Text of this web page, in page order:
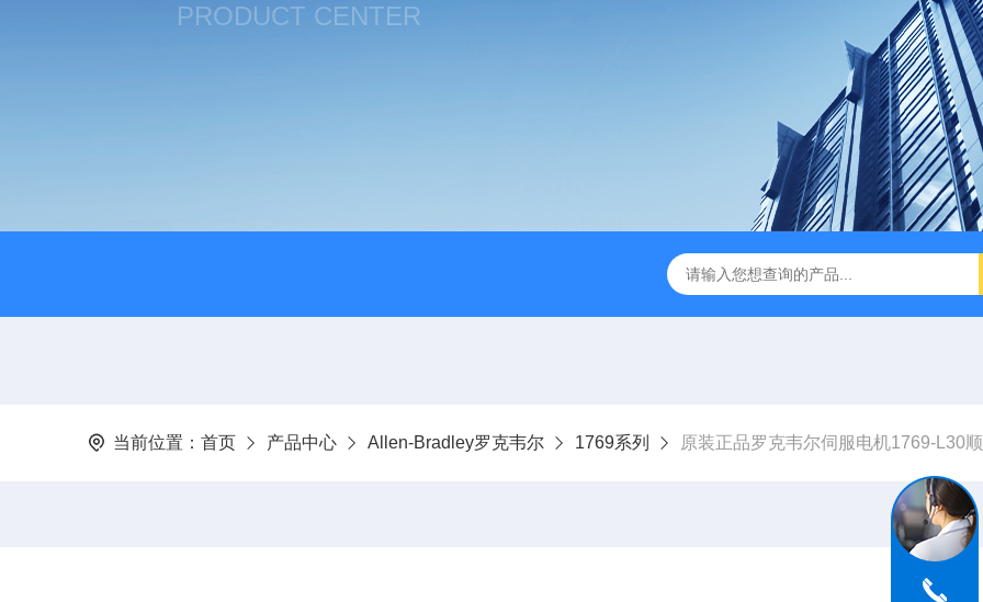
PRODUCT CENTER
当前位置： 首页 产品中心 Allen-Bradley罗克韦尔 1769系列 原装正品罗克韦尔伺服电机1769-L30